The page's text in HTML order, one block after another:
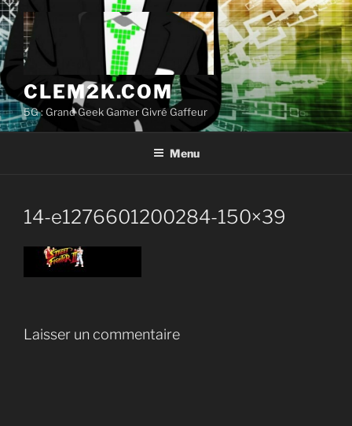
Aller
au
contenu
principal
CLEM2K.COM
5G : Grand Geek Gamer Givré Gaffeur
Menu
14-e1276601200284-150×39
Laisser un commentaire